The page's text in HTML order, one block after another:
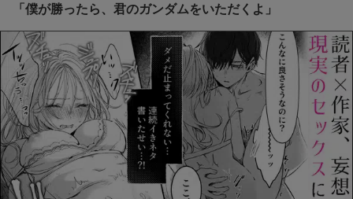
「僕が勝ったら、君のガンダムをいただくよ」